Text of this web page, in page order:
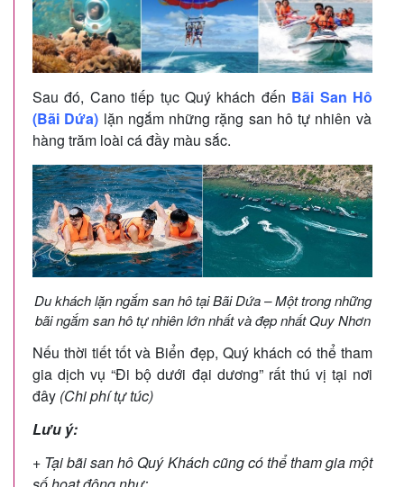
Sau đó, Cano tiếp tục Quý khách đến Bãi San Hô
(Bãi Dứa) lặn ngắm những rặng san hô tự nhiên và
hàng trăm loài cá đầy màu sắc.
Du khách lặn ngắm san hô tại Bãi Dứa – Một trong những
bãi ngắm san hô tự nhiên lớn nhất và đẹp nhất Quy Nhơn
Nếu thời tiết tốt và Biển đẹp, Quý khách có thể tham
gia dịch vụ “Đi bộ dưới đại dương” rất thú vị tại nơi
đây (Chi phí tự túc)
Lưu ý:
+ Tại bãi san hô Quý Khách cũng có thể tham gia một